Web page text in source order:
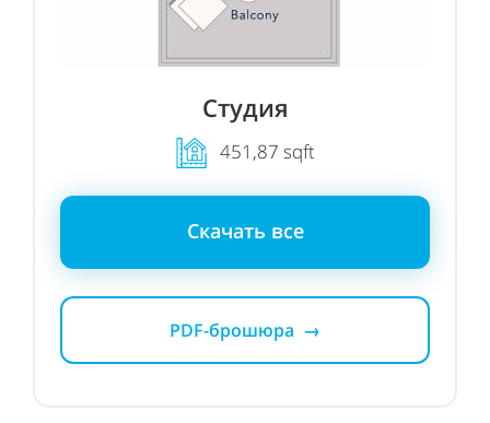
Студия
451,87 sqft
Скачать все
PDF-брошюра →